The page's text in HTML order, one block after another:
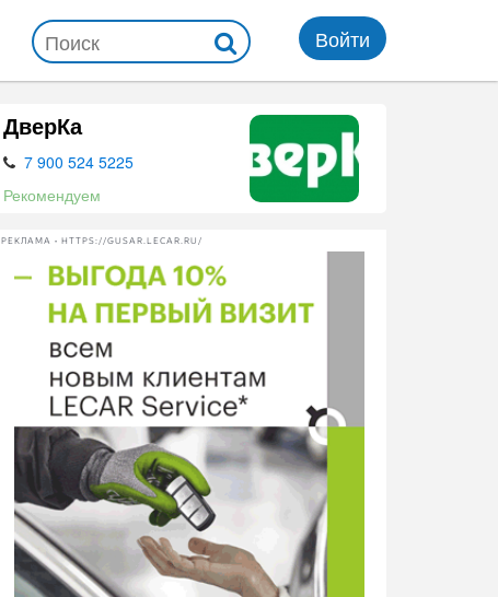
Войти
ДверКа
7 900 524 5225
Рекомендуем
РЕКЛАМА • HTTPS://GUSAR.LECAR.RU/